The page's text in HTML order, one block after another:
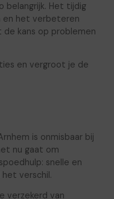
belangrijk. Het tijdig
en het verbeteren
de kans op problemen
en vergroot je de
is onmisbaar bij
nu gaat om
snelle en
verschil.
verzekerd van